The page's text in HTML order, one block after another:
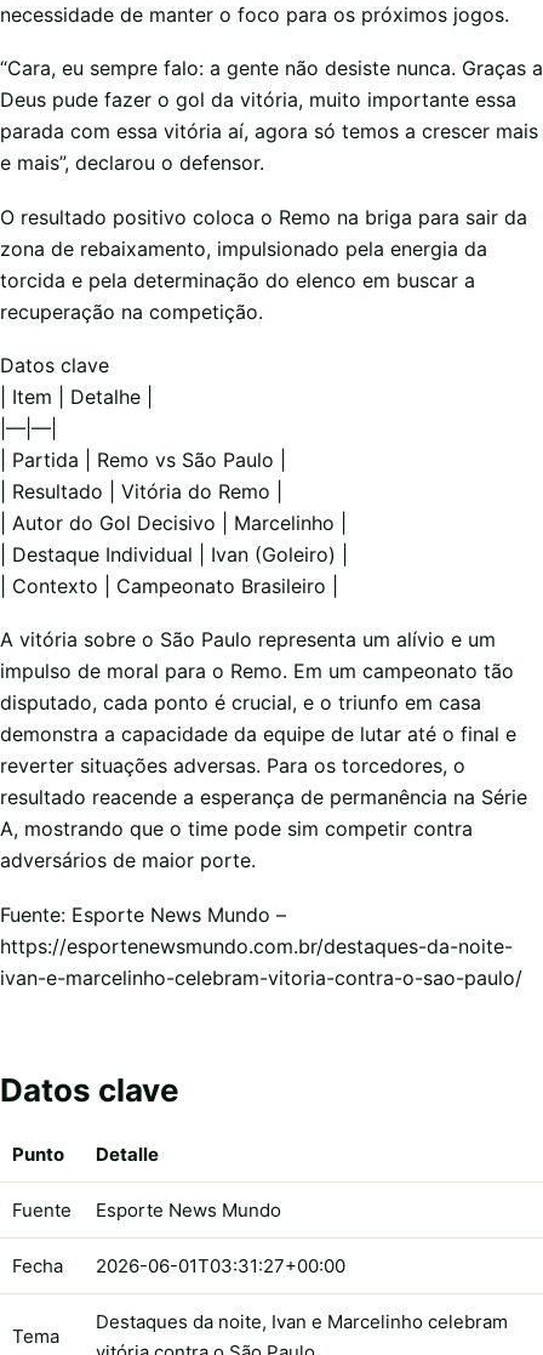
necessidade de manter o foco para os próximos jogos.
“Cara, eu sempre falo: a gente não desiste nunca. Graças a
Deus pude fazer o gol da vitória, muito importante essa
parada com essa vitória aí, agora só temos a crescer mais
e mais”, declarou o defensor.
O resultado positivo coloca o Remo na briga para sair da
zona de rebaixamento, impulsionado pela energia da
torcida e pela determinação do elenco em buscar a
recuperação na competição.
Datos clave
| Item | Detalhe |
|—|—|
| Partida | Remo vs São Paulo |
| Resultado | Vitória do Remo |
| Autor do Gol Decisivo | Marcelinho |
| Destaque Individual | Ivan (Goleiro) |
| Contexto | Campeonato Brasileiro |
A vitória sobre o São Paulo representa um alívio e um
impulso de moral para o Remo. Em um campeonato tão
disputado, cada ponto é crucial, e o triunfo em casa
demonstra a capacidade da equipe de lutar até o final e
reverter situações adversas. Para os torcedores, o
resultado reacende a esperança de permanência na Série
A, mostrando que o time pode sim competir contra
adversários de maior porte.
Fuente: Esporte News Mundo –
https://esportenewsmundo.com.br/destaques-da-noite-
ivan-e-marcelinho-celebram-vitoria-contra-o-sao-paulo/
Datos clave
Punto Detalle
Fuente Esporte News Mundo
Fecha 2026-06-01T03:31:27+00:00
Tema
Destaques da noite, Ivan e Marcelinho celebram